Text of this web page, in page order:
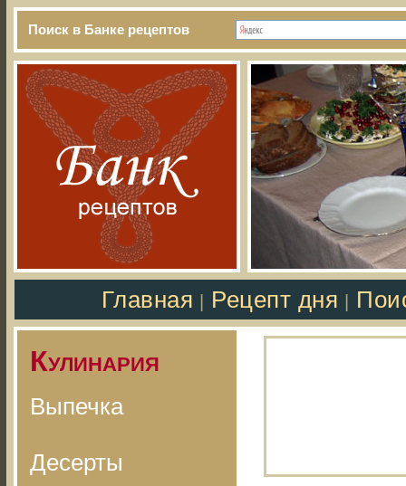
Поиск в Банке рецептов
Главная Рецепт дня
Кулинария
Выпечка
Десерты